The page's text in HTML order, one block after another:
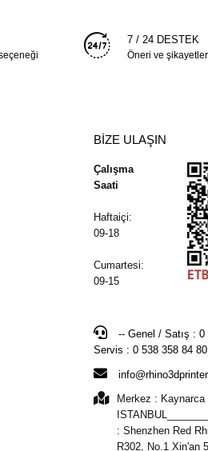
7 / 24 DESTEK
Öneri ve
BİZE ULAŞIN
Çalışma
Saati
Haftaiçi:
09-18
Cumartesi:
09-15
-- Genel / Satış :
Servis : 0 538 358 84
Merkez : Kaynarca
: Shenzhen Red
R302, No.1 Xin'an